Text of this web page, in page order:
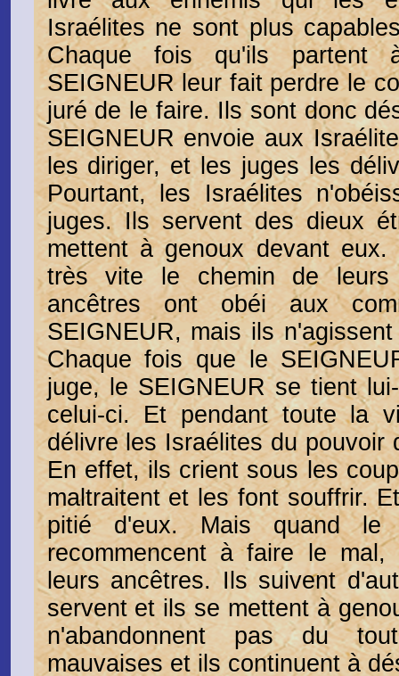
Israélites ne sont plus
Chaque fois qu'ils
SEIGNEUR leur fait perdre le
juré de le faire. Ils sont donc
SEIGNEUR envoie aux
les diriger, et les juges les
Pourtant, les Israélites
juges. Ils servent des dieux
mettent à genoux devant
très vite le chemin de leurs
ancêtres ont obéi aux
SEIGNEUR, mais ils
Chaque fois que le
juge, le SEIGNEUR se tient
celui-ci. Et pendant toute la
délivre les Israélites du pouvoir
En effet, ils crient sous les
maltraitent et les font souffrir.
pitié d'eux. Mais quand le
recommencent à faire le mal,
leurs ancêtres. Ils suivent
servent et ils se mettent à
n'abandonnent pas du
mauvaises et ils continuent à